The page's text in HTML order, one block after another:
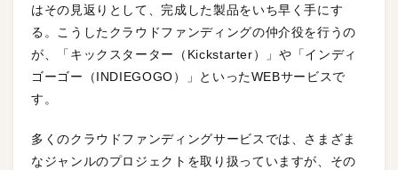
はその見返りとして、完成した製品をいち早く手にす
る。こうしたクラウドファンディングの仲介役を行うの
が、「キックスターター（Kickstarter）」や「インディ
ゴーゴー（INDIEGOGO）」といったWEBサービスで
す。
多くのクラウドファンディングサービスでは、さまざま
なジャンルのプロジェクトを取り扱っていますが、その